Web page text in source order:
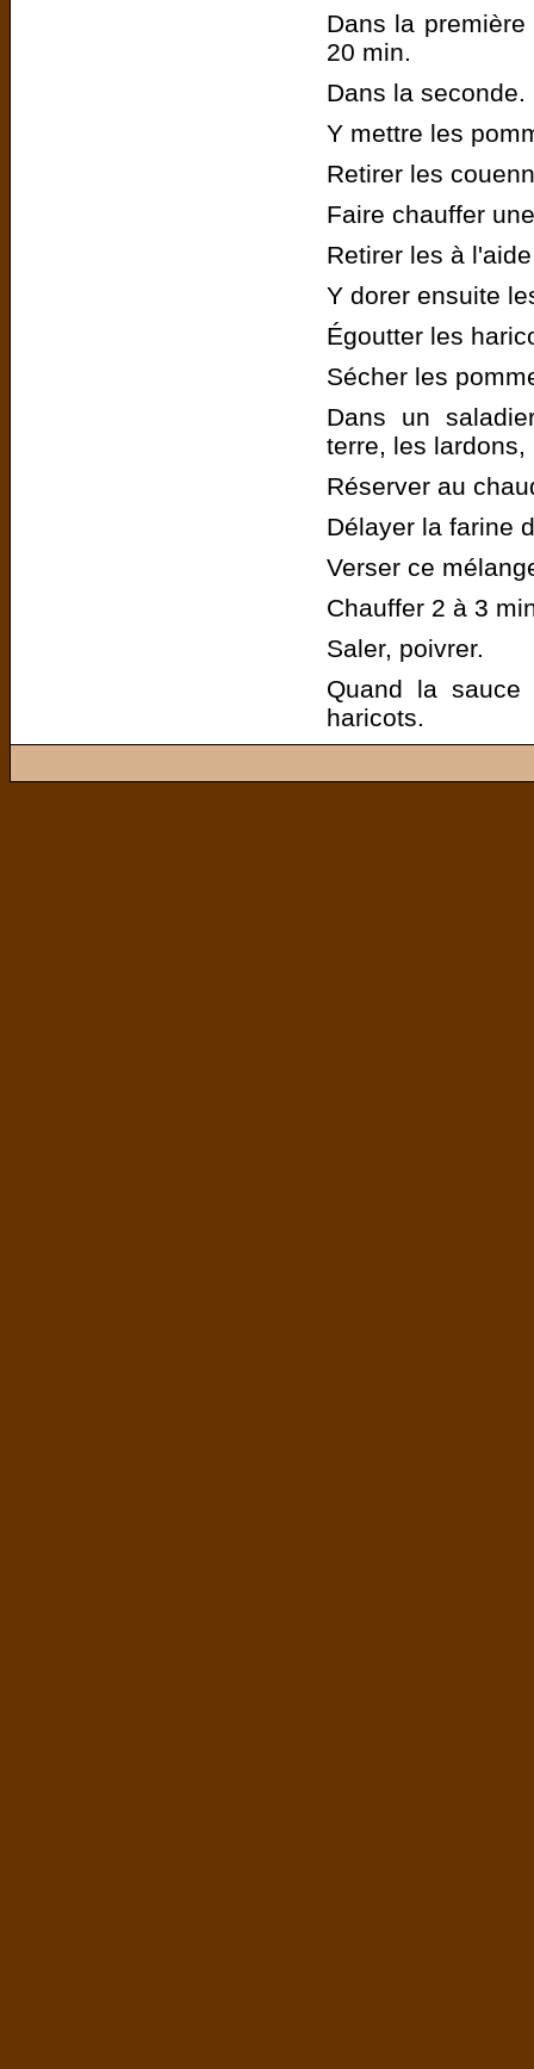
Dans la
20 min.
Dans la seconde.
Y mettre les
Retirer les
Faire chauffer
Retirer les à
Y dorer ensuite
Égoutter les
Sécher les
Dans un
terre, les
Réserver au
Délayer la farine
Verser ce
Chauffer 2 à 3
Saler, poivrer.
Quand la
haricots.